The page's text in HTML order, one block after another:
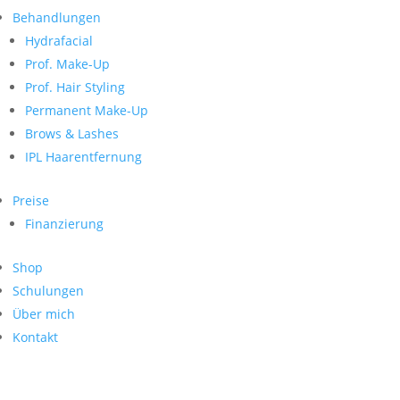
Behandlungen
Hydrafacial
Prof. Make-Up
Prof. Hair Styling
Permanent Make-Up
Brows & Lashes
IPL Haarentfernung
Preise
Finanzierung
Shop
Schulungen
Über mich
Kontakt
nach:
Neueste Kommentare
Archiv
Kategorien
Keine Kategorien
Meta
Anmelden
Feed der Einträge
WordPress.org
Search
nach:
Archive
Kontakt
Impressum
Datenschutz